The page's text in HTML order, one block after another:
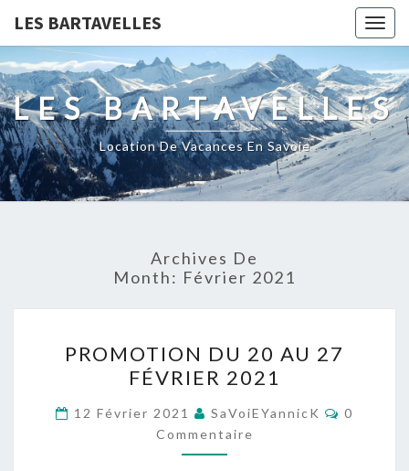
LES BARTAVELLES
LES BARTAVELLES
Location De Vacances En Savoie
Archives De
Month: Février 2021
DU
20
AU
27
FÉVRIER
PROMOTION DU 20 AU 27
FÉVRIER 2021
12 Février 2021 SaVoiEYannicK
0
Commentaire